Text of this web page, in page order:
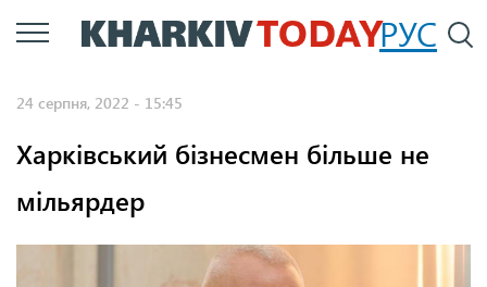
Перейти
до
РУС
24 серпня, 2022 - 15:45
Харківський бізнесмен більше не
мільярдер